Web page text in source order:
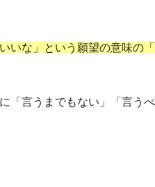
いな」という願望の意味の
「言うまでもない」「言う